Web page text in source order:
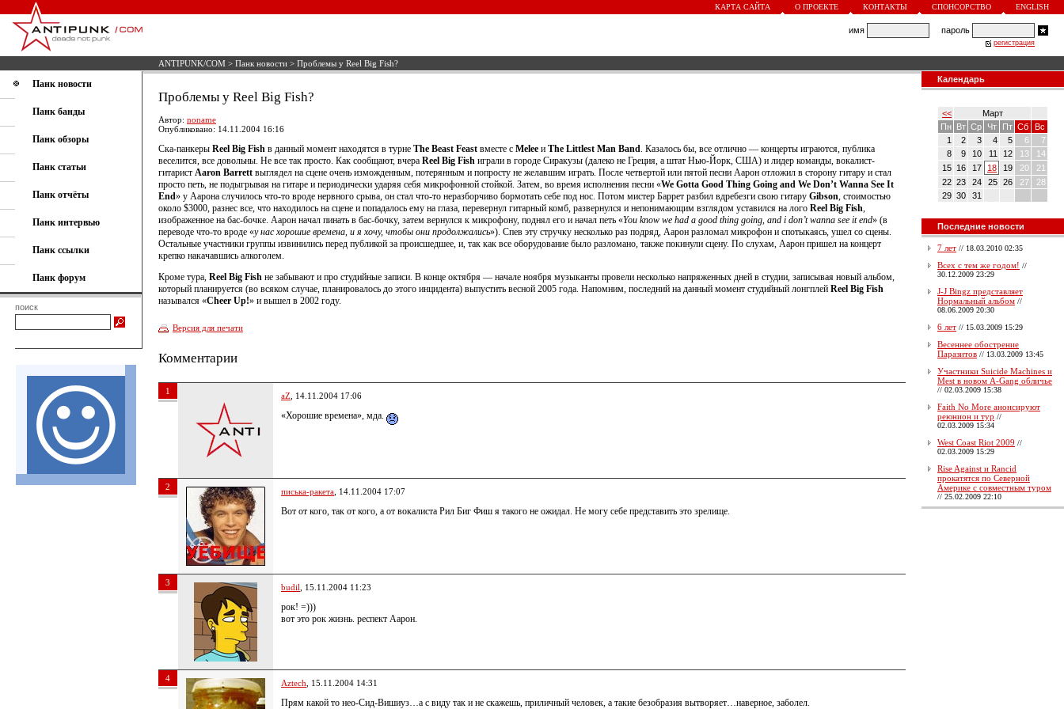
КАРТА САЙТА О ПРОЕКТЕ КОНТАКТЫ СПОНСОРСТВО ENGLISH
имя пароль
регистрация
ANTIPUNK/COM > Панк новости > Проблемы у Reel Big Fish?
Панк новости
Панк банды
Панк обзоры
Панк статьи
Панк отчёты
Панк интервью
Панк ссылки
Панк форум
поиск
Проблемы у Reel Big Fish?
Автор: noname
Опубликовано: 14.11.2004 16:16
Ска-панкеры Reel Big Fish в данный момент находятся в турне The Beast Feast вместе с Melee и The Littlest Man Band. Казалось бы, все отлично — концерты играются, публика
веселится, все довольны. Не все так просто. Как сообщают, вчера Reel Big Fish играли в городе Сиракузы (далеко не Греция, а штат Нью-Йорк, США) и лидер команды, вокалист-
гитарист Aaron Barrett выглядел на сцене очень изможденным, потерянным и попросту не желавшим играть. После четвертой или пятой песни Аарон отложил в сторону гитару и стал
просто петь, не подыгрывая на гитаре и периодически ударяя себя микрофонной стойкой. Затем, во время исполнения песни «We Gotta Good Thing Going and We Don’t Wanna See It
End» у Аарона случилось что-то вроде нервного срыва, он стал что-то неразборчиво бормотать себе под нос. Потом мистер Баррет разбил вдребезги свою гитару Gibson, стоимостью
около $3000, разнес все, что находилось на сцене и попадалось ему на глаза, перевернул гитарный комб, развернулся и непонимающим взглядом уставился на лого Reel Big Fish,
изображенное на бас-бочке. Аарон начал пинать в бас-бочку, затем вернулся к микрофону, поднял его и начал петь «You know we had a good thing going, and i don’t wanna see it end» (в
переводе что-то вроде «у нас хорошие времена, и я хочу, чтобы они продолжались»). Спев эту стручку несколько раз подряд, Аарон разломал микрофон и спотыкаясь, ушел со сцены.
Остальные участники группы извинились перед публикой за происшедшее, и, так как все оборудование было разломано, также покинули сцену. По слухам, Аарон пришел на концерт
крепко накачавшись алкоголем.
Кроме тура, Reel Big Fish не забывают и про студийные записи. В конце октября — начале ноября музыканты провели несколько напряженных дней в студии, записывая новый альбом,
который планируется (во всяком случае, планировалось до этого инцидента) выпустить весной 2005 года. Напомним, последний на данный момент студийный лонгплей Reel Big Fish
назывался «Cheer Up!» и вышел в 2002 году.
Версия для печати
Комментарии
1 aZ , 14.11.2004 17:06
«Хорошие времена», мда.
2 писька-ракета , 14.11.2004 17:07
Вот от кого, так от кого, а от вокалиста Рил Биг Фиш я такого не ожидал. Не могу себе представить это зрелище.
3 budil , 15.11.2004 11:23
рок! =)))
вот это рок жизнь. респект Аарон.
4 Aztech , 15.11.2004 14:31
Прям какой то нео-Сид-Вишиуз…а с виду так и не скажешь, приличный человек, а такие безобразия вытворяет…наверное, заболел.
Календарь
<<
Март
Пн
Вт Ср Чт Пт Сб
Вс
1
2 3 4 5 6
7
8
9 10 11 12 13
14
15 16 17 18 19 20
21
22 23 24 25 26 27
28
29 30 31
Последние новости
7 лет // 18.03.2010 02:35
Всех с тем же годом! //
30.12.2009 23:29
J-J Bingz представляет
Нормальный альбом //
08.06.2009 20:30
6 лет // 15.03.2009 15:29
Весеннее обострение
Паразитов // 13.03.2009 13:45
Участники Suicide Machines и
Mest в новом A-Gang обличье
// 02.03.2009 15:38
Faith No More анонсируют
реюнион и тур //
02.03.2009 15:34
West Coast Riot 2009 //
02.03.2009 15:29
Rise Against и Rancid
прокатятся по Северной
Америке с совместным туром
// 25.02.2009 22:10